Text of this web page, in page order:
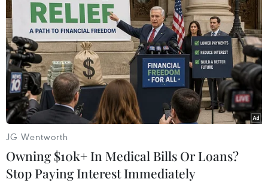
Dự án sửa chữa Quốc lộ 30 đoạn qua địa bàn ấp Gò Da, xã
Tân Hồng (tỉnh Đồng Tháp) thi công dở dang. (Ảnh: Nhựt
An/TTXVN)
JG Wentworth
Owning $10k+ In Medical Bills Or Loans?
Stop Paying Interest Immediately